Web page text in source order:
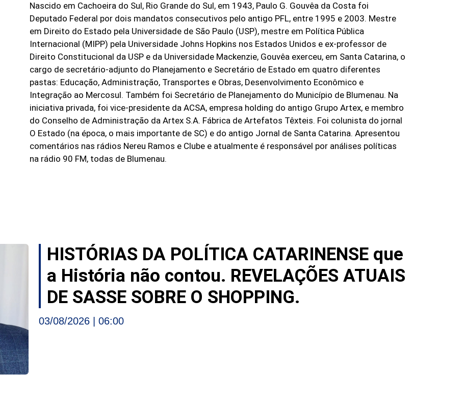
Nascido em Cachoeira do Sul, Rio Grande do Sul, em 1943, Paulo G. Gouvêa da Costa foi
Deputado Federal por dois mandatos consecutivos pelo antigo PFL, entre 1995 e 2003. Mestre
em Direito do Estado pela Universidade de São Paulo (USP), mestre em Política Pública
Internacional (MIPP) pela Universidade Johns Hopkins nos Estados Unidos e ex-professor de
Direito Constitucional da USP e da Universidade Mackenzie, Gouvêa exerceu, em Santa Catarina, o
cargo de secretário-adjunto do Planejamento e Secretário de Estado em quatro diferentes
pastas: Educação, Administração, Transportes e Obras, Desenvolvimento Econômico e
Integração ao Mercosul. Também foi Secretário de Planejamento do Município de Blumenau. Na
iniciativa privada, foi vice-presidente da ACSA, empresa holding do antigo Grupo Artex, e membro
do Conselho de Administração da Artex S.A. Fábrica de Artefatos Têxteis. Foi colunista do jornal
O Estado (na época, o mais importante de SC) e do antigo Jornal de Santa Catarina. Apresentou
comentários nas rádios Nereu Ramos e Clube e atualmente é responsável por análises políticas
na rádio 90 FM, todas de Blumenau.
HISTÓRIAS DA POLÍTICA CATARINENSE que
a História não contou. REVELAÇÕES ATUAIS
DE SASSE SOBRE O SHOPPING.
03/08/2026 06:00